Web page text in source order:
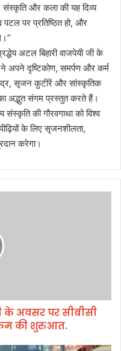
संस्कृति और कला की यह दिव्य
पटल पर प्रतिष्ठित हो, और
अटल बिहारी वाजपेयी जी के
अपने दृष्टिकोण, समर्पण और कर्म
सृजन कुटीरें और सांस्कृतिक
अद्भुत संगम प्रस्तुत करते हैं।
की गौरवगाथा को विश्व
के लिए सृजनशीलता,
करेगा।
के अवसर पर सीबीसी
की शुरुआत.